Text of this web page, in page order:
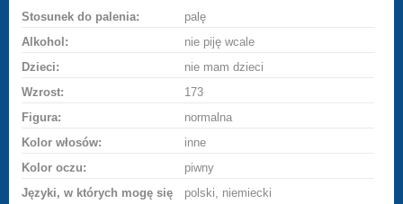
Stosunek do palenia:
palę
Alkohol:
nie piję wcale
Dzieci:
nie mam dzieci
Wzrost:
173
Figura:
normalna
Kolor włosów:
inne
Kolor oczu:
piwny
Języki, w których mogę się
polski, niemiecki